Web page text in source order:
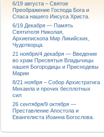
6/19 августа – Святое
Преображение Господа Бога и
Спаса нашего Иисуса Христа.
6/19 Декабря — Память
Святителя Николая,
Архиепископа Мир Ликийских,
Чудотворца.
21 ноября/4 декабря — Введение
во храм Пресвятыя Владычицы
нашея Богородицы и Приснодевы
Марии
8/21 ноября – Собор Архистратига
Михаила и прочих бесплотных
сил
26 сентября/9 октября —
Преставление Апостола и
Евангелиста Иоанна Богослова.